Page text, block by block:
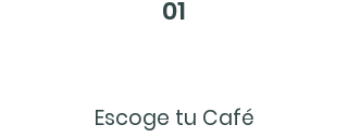
01
Escoge tu Café